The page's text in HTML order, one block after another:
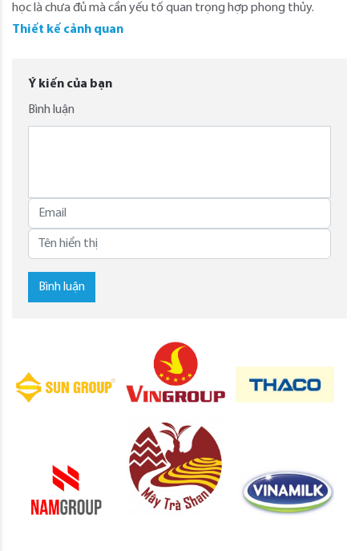
học là chưa đủ mà cần yếu tố quan trọng hợp phong thủy.
Thiết kế cảnh quan
Ý kiến của bạn
Bình luận
Bình luận